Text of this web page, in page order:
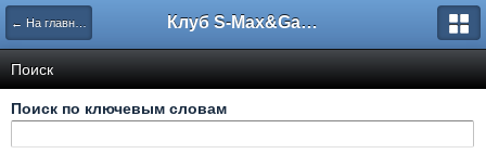
← На главную Клуб S-Max&Galaxy
Поиск
Поиск по ключевым словам